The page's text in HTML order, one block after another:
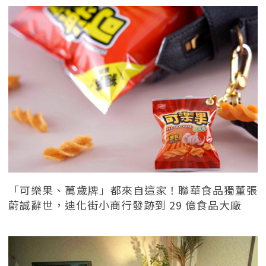
「可樂果、萬歲牌」都來自這家！聯華食品獨董張
蔚誠辭世，迪化街小商行發跡到 29 億食品大廠